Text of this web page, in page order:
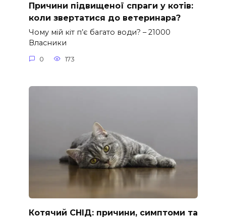
Причини підвищеної спраги у котів:
коли звертатися до ветеринара?
Чому мій кіт п’є багато води? – 21000
Власники
0 173
Котячий СНІД: причини, симптоми та